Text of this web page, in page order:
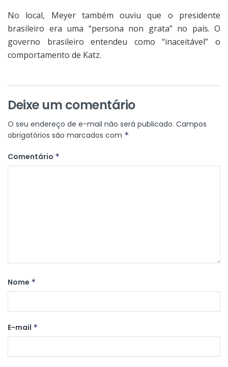
No local, Meyer também ouviu que o presidente
brasileiro era uma “persona non grata” no país. O
governo brasileiro entendeu como “inaceitável” o
comportamento de Katz.
Deixe um comentário
O seu endereço de e-mail não será publicado. Campos
obrigatórios são marcados com *
Comentário *
Nome *
E-mail *